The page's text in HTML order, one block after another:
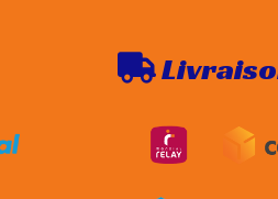
